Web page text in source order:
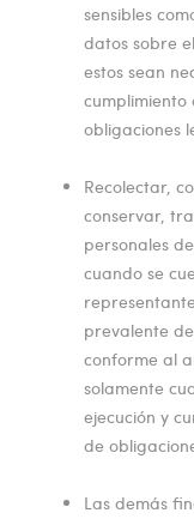
sensibles
datos sobre
estos sean
obligaciones
Recolectar,
conservar,
personales
cuando se
prevalente
conforme al
solamente
ejecución y
de
Las demás